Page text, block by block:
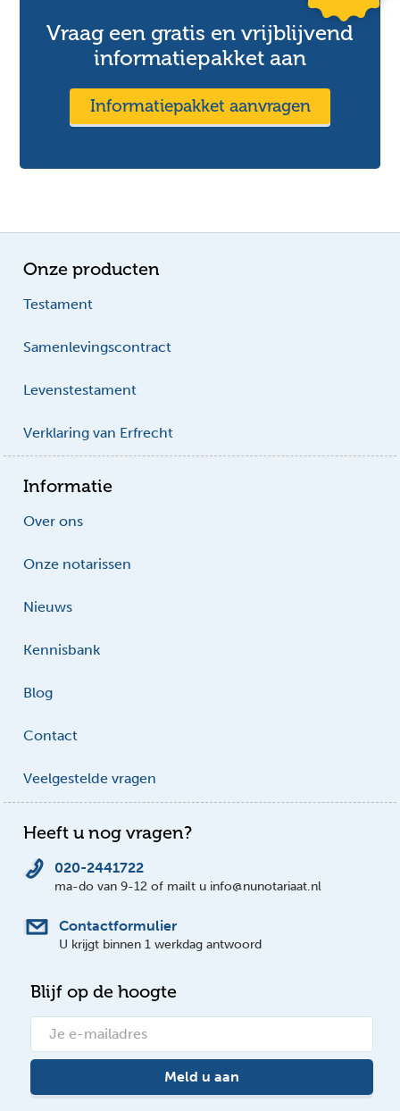
Vraag een gratis en vrijblijvend
informatiepakket aan
Informatiepakket aanvragen
Onze producten
Testament
Samenlevingscontract
Levenstestament
Verklaring van Erfrecht
Informatie
Over ons
Onze notarissen
Nieuws
Kennisbank
Blog
Contact
Veelgestelde vragen
Heeft u nog vragen?
020-2441722
ma-do van 9-12 of mailt u info@nunotariaat.nl
Contactformulier
U krijgt binnen 1 werkdag antwoord
Blijf op de hoogte
Meld u aan